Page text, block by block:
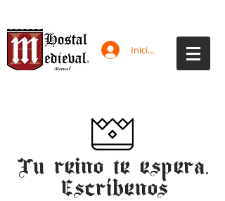
Iniciar sesión
Tu reino te espera.
¡Escríbenos